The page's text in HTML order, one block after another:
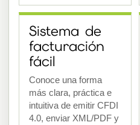
Sistema de
facturación
fácil
Conoce una forma
más clara, práctica e
intuitiva de emitir CFDI
4.0, enviar XML/PDF y